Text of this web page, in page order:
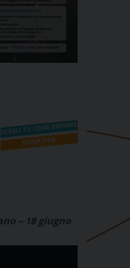
– 18 giugno